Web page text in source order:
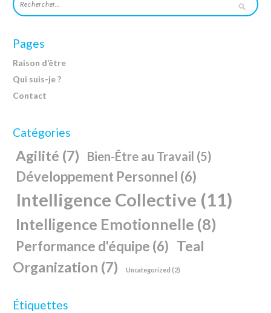
Pages
Raison d’être
Qui suis-je ?
Contact
Catégories
Agilité (7) Bien-Être au Travail (5)
Développement Personnel (6)
Intelligence Collective (11)
Intelligence Emotionnelle (8)
Performance d'équipe (6) Teal
Organization (7) Uncategorized (2)
Étiquettes